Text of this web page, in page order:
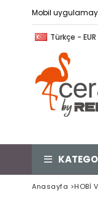
Mobil
Türkçe - EUR
Anasayfa >HOBİ